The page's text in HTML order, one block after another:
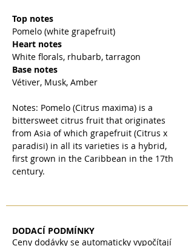
Top notes
Pomelo (white grapefruit)
Heart notes
White florals, rhubarb, tarragon
Base notes
Vétiver, Musk, Amber
Notes: Pomelo (Citrus maxima) is a
bittersweet citrus fruit that originates
from Asia of which grapefruit (Citrus x
paradisi) in all its varieties is a hybrid,
first grown in the Caribbean in the 17th
century.
DODACÍ PODMÍNKY
Ceny dodávky se automaticky vypočítají